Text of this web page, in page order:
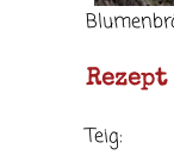
Teig: